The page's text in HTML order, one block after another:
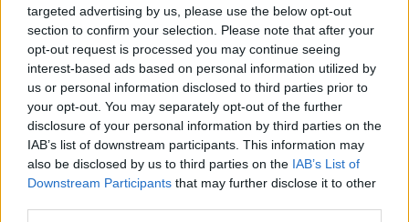
targeted advertising by us, please use the below opt-out
section to confirm your selection. Please note that after your
opt-out request is processed you may continue seeing
interest-based ads based on personal information utilized by
us or personal information disclosed to third parties prior to
your opt-out. You may separately opt-out of the further
disclosure of your personal information by third parties on the
IAB’s list of downstream participants. This information may
also be disclosed by us to third parties on the IAB’s List of
Downstream Participants that may further disclose it to other